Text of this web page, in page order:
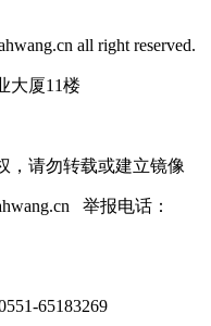
all right reserved.
大厦11楼
，请勿转载或建立镜像
举报电话：
65183269